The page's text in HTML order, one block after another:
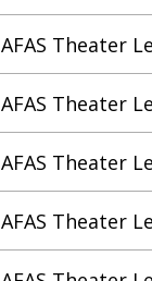
AFAS Theater
AFAS Theater
AFAS Theater
AFAS Theater